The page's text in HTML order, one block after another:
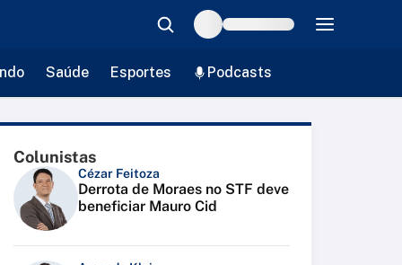
Saúde Esportes Podcasts
Colunistas
Cézar Feitoza
Derrota de Moraes no STF deve
beneficiar Mauro Cid